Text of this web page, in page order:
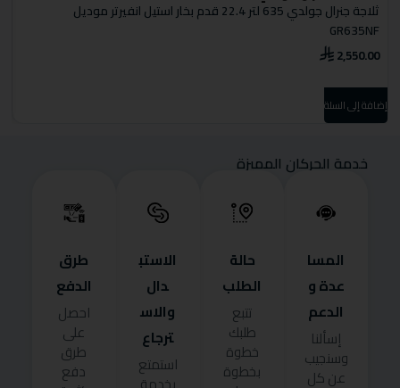
ثلاجة جنرال جولدي 635 لتر 22.4 قدم بخار استيل انفيرتر موديل
GR635NF
2,550.00
إضافة إلى السلة
خدمة الحركان المميزة
المسا
عدة و
الدعم
إسألنا
وسنجيب
عن كل
حالة
الطلب
تتبع
طلبك
خطوة
بخطوة
الاستب
دال
والاس
ترجاع
استمتع
طرق
الدفع
احصل
على
طرق
دفع